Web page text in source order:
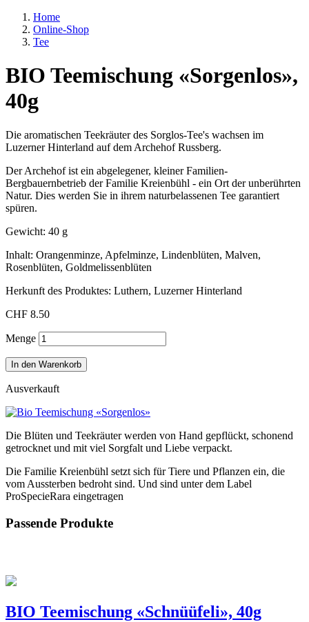
Home
Online-Shop
Tee
BIO Teemischung «Sorgenlos»,
40g
Die aromatischen Teekräuter des Sorglos-Tee's wachsen im
Luzerner Hinterland auf dem Archehof Russberg.
Der Archehof ist ein abgelegener, kleiner Familien-
Bergbauernbetrieb der Familie Kreienbühl - ein Ort der unberührten
Natur. Dies werden Sie in ihrem naturbelassenen Tee garantiert
spüren.
Gewicht: 40 g
Inhalt: Orangenminze, Apfelminze, Lindenblüten, Malven,
Rosenblüten, Goldmelissenblüten
Herkunft des Produktes: Luthern, Luzerner Hinterland
CHF 8.50
Menge
In den Warenkorb
Ausverkauft
Die Blüten und Teekräuter werden von Hand gepflückt, schonend
getrocknet und mit viel Sorgfalt und Liebe verpackt.
Die Familie Kreienbühl setzt sich für Tiere und Pflanzen ein, die
vom Aussterben bedroht sind. Und sind unter dem Label
ProSpecieRara eingetragen
Passende Produkte
BIO Teemischung «Schnüüfeli», 40g